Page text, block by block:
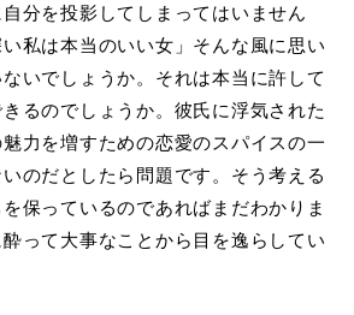
分を投影してしまってはいません
私は本当のいい女」そんな風に思い
いでしょうか。それは本当に許して
るのでしょうか。彼氏に浮気された
力を増すための恋愛のスパイスの一
のだとしたら問題です。そう考える
保っているのであればまだわかりま
って大事なことから目を逸らしてい